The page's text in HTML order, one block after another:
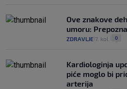
Ove znakove
umoru:
ZDRAVLJE 7. kol. 0
Kardiologinja
piće moglo bi
arterija